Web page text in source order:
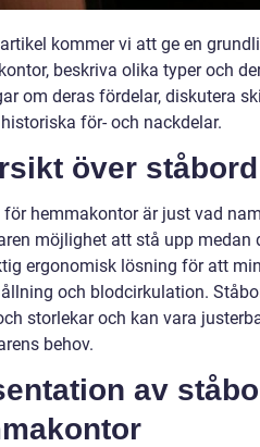
kommer vi att ge en
beskriva olika typer och
om deras fördelar, diskutera
för- och nackdelar.
över
för hemmakontor är just vad
möjlighet att stå upp medan
ergonomisk lösning för att
och blodcirkulation.
storlekar och kan vara
behov.
av